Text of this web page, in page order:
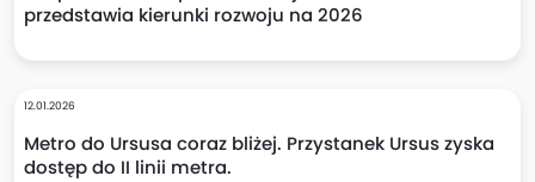
przedstawia kierunki rozwoju na 2026
12.01.2026
Metro do Ursusa coraz bliżej. Przystanek Ursus zyska
dostęp do II linii metra.